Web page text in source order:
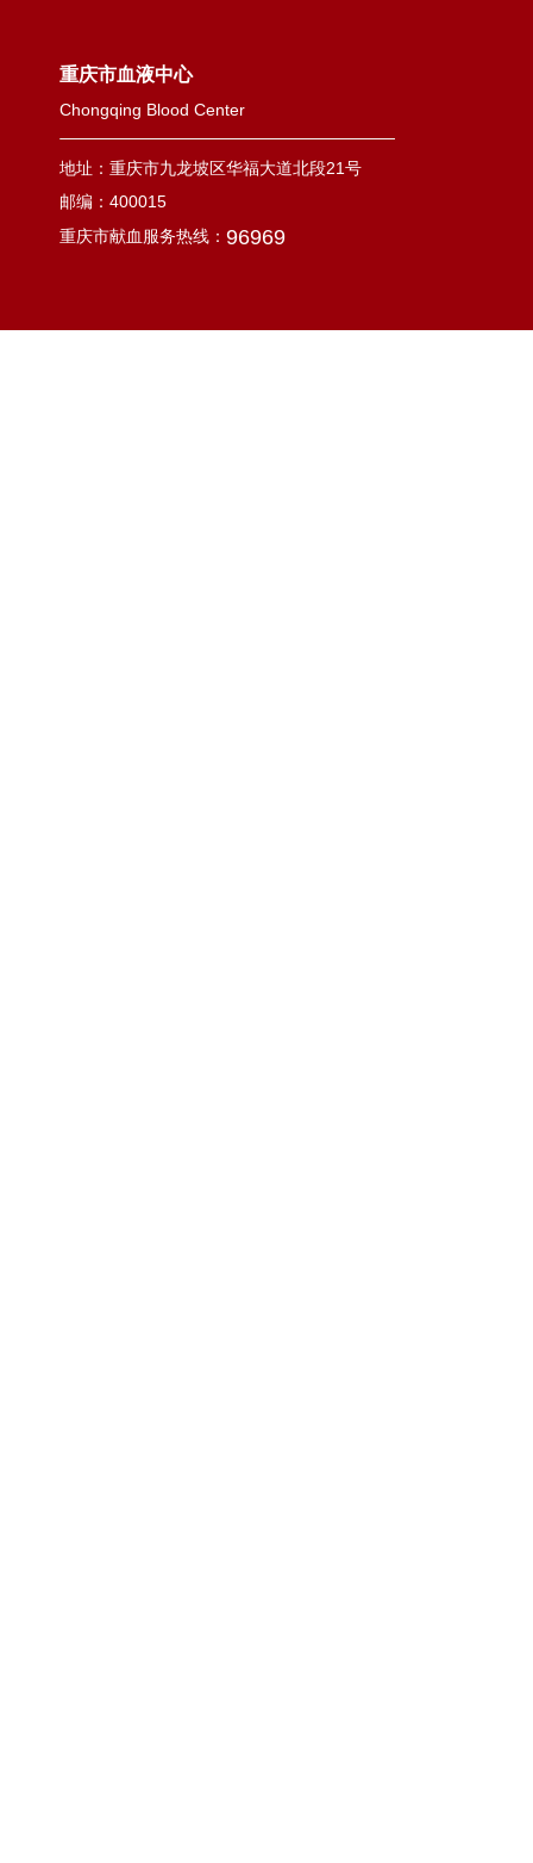
重庆市血液中心
Chongqing Blood Center
地址：重庆市九龙坡区华福大道北段21号
邮编：400015
重庆市献血服务热线： 96969